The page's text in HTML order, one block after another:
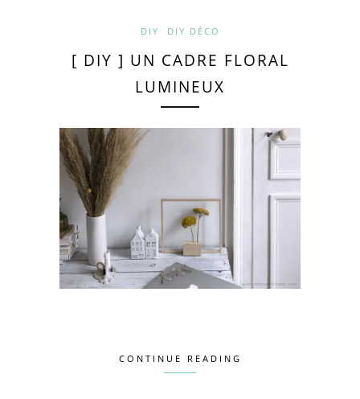
DIY DIY DÉCO
[ DIY ] UN CADRE FLORAL
LUMINEUX
CONTINUE READING